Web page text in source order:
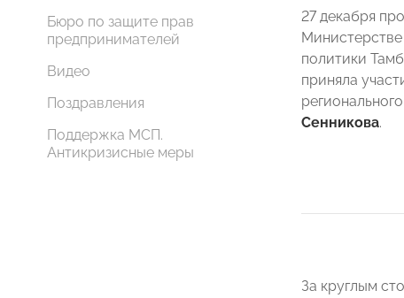
Бюро по защите прав
предпринимателей
Видео
Поздравления
Поддержка МСП.
Антикризисные меры
27 декабря
политики
приняла
Сенникова.
За круглым